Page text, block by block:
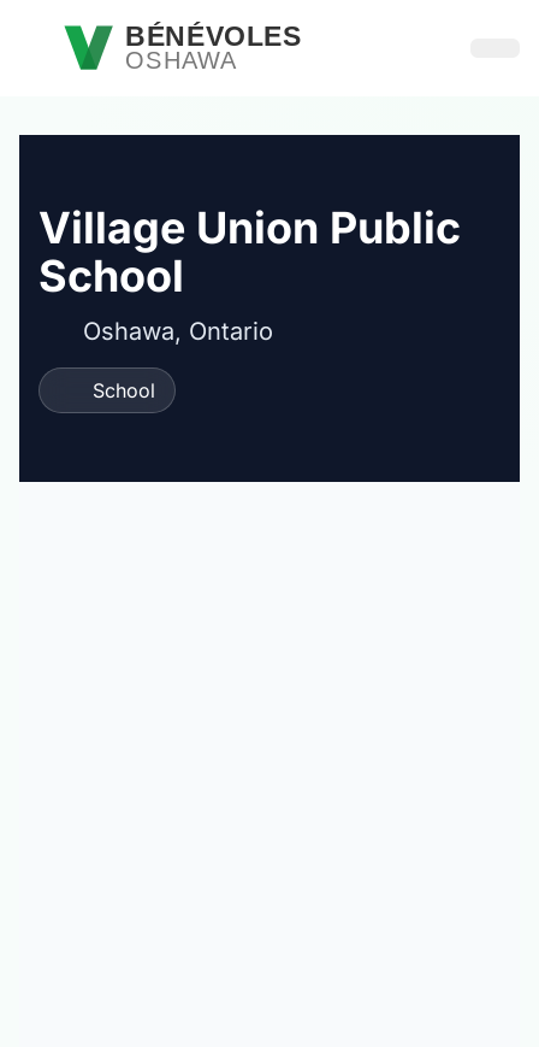
Passer au contenu principal
BÉNÉVOLES
OSHAWA
Village Union Public
School
Oshawa, Ontario
School